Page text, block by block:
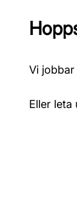
Vi
Eller leta